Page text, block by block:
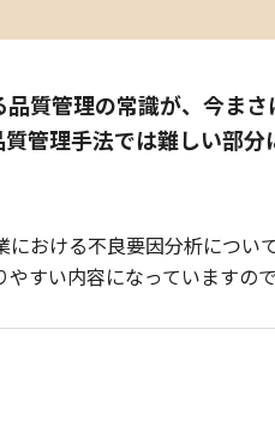
質管理の常識が、今ま
管理手法では難しい部
における不良要因分析につい
すい内容になっていますの